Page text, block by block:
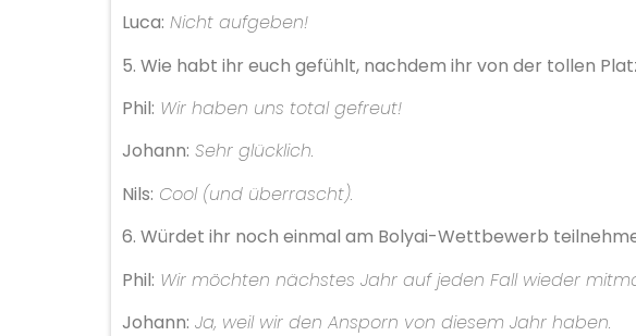
Luca: Nicht aufgeben!
5. Wie habt ihr euch gefühlt, nachdem ihr von der tollen
Phil: Wir haben uns total gefreut!
Johann: Sehr glücklich.
Nils: Cool (und überrascht).
6. Würdet ihr noch einmal am Bolyai-Wettbewerb
Phil: Wir möchten nächstes Jahr auf jeden Fall wieder
Johann: Ja, weil wir den Ansporn von diesem Jahr haben.